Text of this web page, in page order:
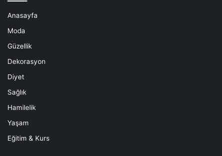
Anasayfa
Moda
Güzellik
Dekorasyon
Diyet
Sağlık
Hamilelik
Yaşam
Eğitim & Kurs